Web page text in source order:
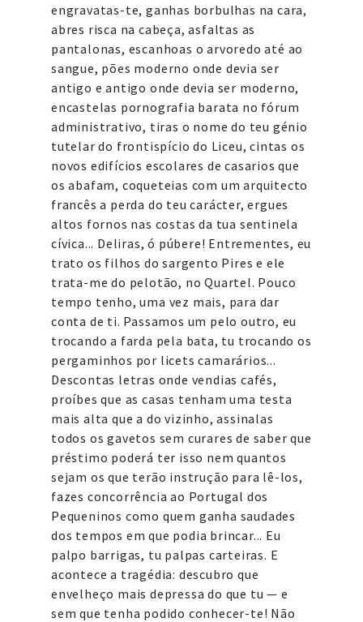
engravatas-te, ganhas borbulhas na cara,
abres risca na cabeça, asfaltas as
pantalonas, escanhoas o arvoredo até ao
sangue, pões moderno onde devia ser
antigo e antigo onde devia ser moderno,
encastelas pornografia barata no fórum
administrativo, tiras o nome do teu génio
tutelar do frontispício do Liceu, cintas os
novos edifícios escolares de casarios que
os abafam, coqueteias com um arquitecto
francês a perda do teu carácter, ergues
altos fornos nas costas da tua sentinela
cívica... Deliras, ó púbere! Entrementes, eu
trato os filhos do sargento Pires e ele
trata-me do pelotão, no Quartel. Pouco
tempo tenho, uma vez mais, para dar
conta de ti. Passamos um pelo outro, eu
trocando a farda pela bata, tu trocando os
pergaminhos por licets camarários...
Descontas letras onde vendias cafés,
proíbes que as casas tenham uma testa
mais alta que a do vizinho, assinalas
todos os gavetos sem curares de saber que
préstimo poderá ter isso nem quantos
sejam os que terão instrução para lê-los,
fazes concorrência ao Portugal dos
Pequeninos como quem ganha saudades
dos tempos em que podia brincar... Eu
palpo barrigas, tu palpas carteiras. E
acontece a tragédia: descubro que
envelheço mais depressa do que tu — e
sem que tenha podido conhecer-te! Não